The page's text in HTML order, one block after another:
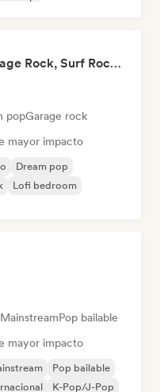
rock
Skate Jams 🛹 Garage Rock, Surf Rock & Neo-Psych
popGarage rock
mayor impacto
Dream pop
Lofi bedroom
Pop bailable
mayor impacto
Pop bailable
K-Pop/J-Pop